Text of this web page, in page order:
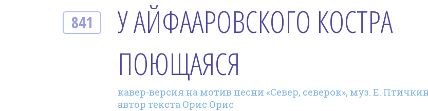
841
У АЙФААРОВСКОГО КОСТРА
ПОЮЩАЯСЯ
кавер-версия на мотив песни «Север, северок», муз. Е.
автор текста Орис Орис